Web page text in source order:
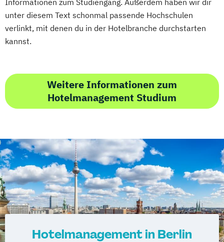
Informationen zum Studiengang. Außerdem haben wir dir
unter diesem Text schonmal passende Hochschulen
verlinkt, mit denen du in der Hotelbranche durchstarten
kannst.
Weitere Informationen zum
Hotelmanagement Studium
Hotelmanagement in Berlin